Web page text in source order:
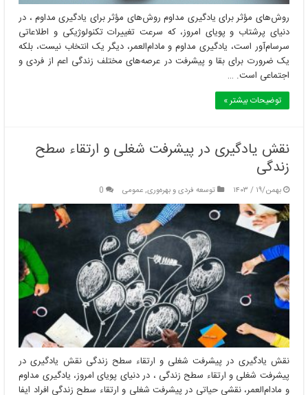
روش‌های مؤثر برای یادگیری مداوم روش‌های مؤثر برای یادگیری مداوم ، در
دنیای پرشتاب و پویای امروز، که سرعت تغییرات تکنولوژیکی و اطلاعاتی
سرسام‌آور است، یادگیری مداوم و مادام‌العمر، دیگر یک انتخاب نیست، بلکه
یک ضرورت برای بقا و پیشرفت در عرصه‌های مختلف زندگی اعم از فردی و
اجتماعی است. …
توضیحات بیشتر »
نقش یادگیری در پیشرفت شغلی و ارتقاء سطح
زندگی
بهمن/۱۹ / ۱۴۰۳ توسعه فردی و بهره‌وری,عمومی 0
نقش یادگیری در پیشرفت شغلی و ارتقاء سطح زندگی نقش یادگیری در
پیشرفت شغلی و ارتقاء سطح زندگی ، در دنیای پویای امروز، یادگیری مداوم
و مادام‌العمر، نقشی حیاتی در پیشرفت شغلی و ارتقاء سطح زندگی افراد ایفا